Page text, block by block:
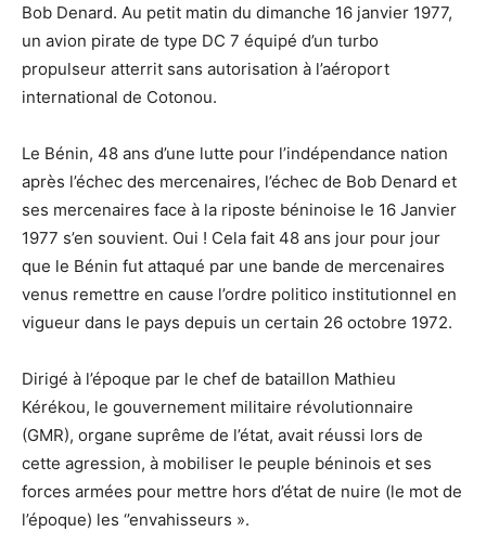
Bob Denard. Au petit matin du dimanche 16 janvier 1977,
un avion pirate de type DC 7 équipé d’un turbo
propulseur atterrit sans autorisation à l’aéroport
international de Cotonou.
Le Bénin, 48 ans d’une lutte pour l’indépendance nation
après l’échec des mercenaires, l’échec de Bob Denard et
ses mercenaires face à la riposte béninoise le 16 Janvier
1977 s’en souvient. Oui ! Cela fait 48 ans jour pour jour
que le Bénin fut attaqué par une bande de mercenaires
venus remettre en cause l’ordre politico institutionnel en
vigueur dans le pays depuis un certain 26 octobre 1972.
Dirigé à l’époque par le chef de bataillon Mathieu
Kérékou, le gouvernement militaire révolutionnaire
(GMR), organe suprême de l’état, avait réussi lors de
cette agression, à mobiliser le peuple béninois et ses
forces armées pour mettre hors d’état de nuire (le mot de
l’époque) les ‘’envahisseurs ».